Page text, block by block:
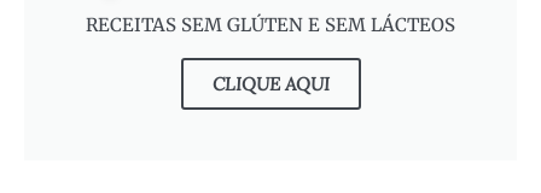
RECEITAS SEM GLÚTEN E SEM LÁCTEOS
CLIQUE AQUI